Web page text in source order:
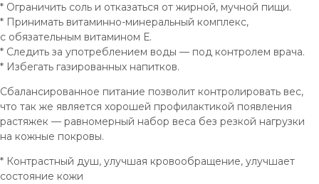
* Ограничить соль и отказаться от жирной, мучной пищи.
* Принимать витаминно-минеральный комплекс,
с обязательным витамином Е.
* Следить за употреблением воды — под контролем врача.
* Избегать газированных напитков.
Сбалансированное питание позволит контролировать вес,
что так же является хорошей профилактикой появления
растяжек — равномерный набор веса без резкой нагрузки
на кожные покровы.
* Контрастный душ, улучшая кровообращение, улучшает
состояние кожи